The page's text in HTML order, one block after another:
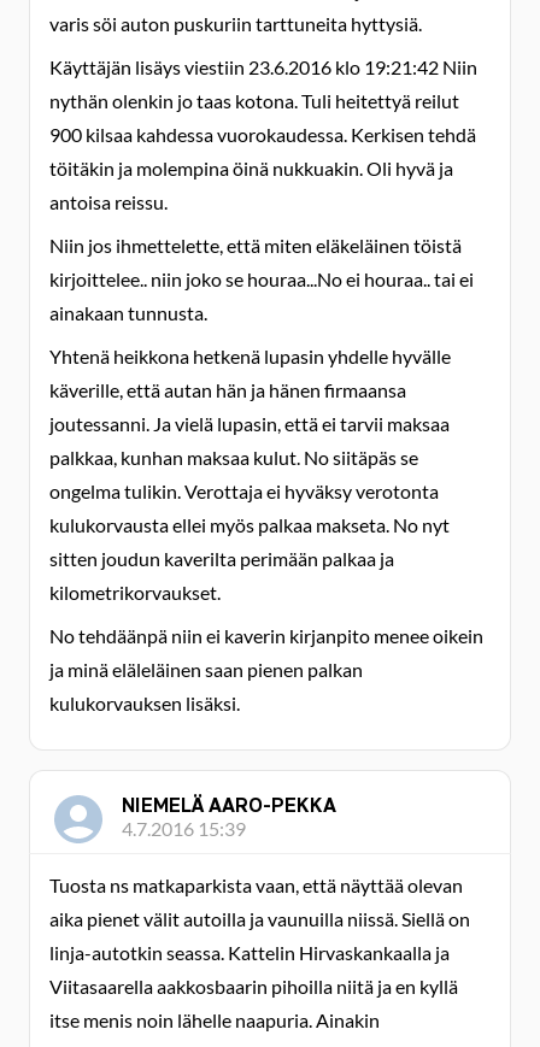
varis söi auton puskuriin tarttuneita hyttysiä.
Käyttäjän lisäys viestiin 23.6.2016 klo 19:21:42 Niin
nythän olenkin jo taas kotona. Tuli heitettyä reilut
900 kilsaa kahdessa vuorokaudessa. Kerkisen tehdä
töitäkin ja molempina öinä nukkuakin. Oli hyvä ja
antoisa reissu.
Niin jos ihmettelette, että miten eläkeläinen töistä
kirjoittelee.. niin joko se houraa...No ei houraa.. tai ei
ainakaan tunnusta.
Yhtenä heikkona hetkenä lupasin yhdelle hyvälle
käverille, että autan hän ja hänen firmaansa
joutessanni. Ja vielä lupasin, että ei tarvii maksaa
palkkaa, kunhan maksaa kulut. No siitäpäs se
ongelma tulikin. Verottaja ei hyväksy verotonta
kulukorvausta ellei myös palkaa makseta. No nyt
sitten joudun kaverilta perimään palkaa ja
kilometrikorvaukset.
No tehdäänpä niin ei kaverin kirjanpito menee oikein
ja minä eläleläinen saan pienen palkan
kulukorvauksen lisäksi.
NIEMELÄ AARO-PEKKA
4.7.2016 15:39
Tuosta ns matkaparkista vaan, että näyttää olevan
aika pienet välit autoilla ja vaunuilla niissä. Siellä on
linja-autotkin seassa. Kattelin Hirvaskankaalla ja
Viitasaarella aakkosbaarin pihoilla niitä ja en kyllä
itse menis noin lähelle naapuria. Ainakin